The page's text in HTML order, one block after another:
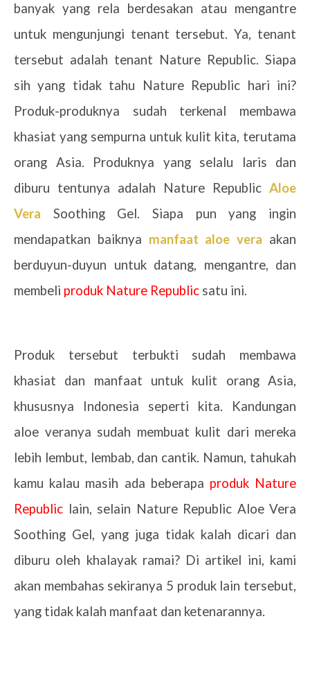
banyak yang rela berdesakan atau mengantre
untuk mengunjungi tenant tersebut. Ya, tenant
tersebut adalah tenant Nature Republic. Siapa
sih yang tidak tahu Nature Republic hari ini?
Produk-produknya sudah terkenal membawa
khasiat yang sempurna untuk kulit kita, terutama
orang Asia. Produknya yang selalu laris dan
diburu tentunya adalah Nature Republic Aloe
Vera Soothing Gel. Siapa pun yang ingin
mendapatkan baiknya manfaat aloe vera akan
berduyun-duyun untuk datang, mengantre, dan
membeli produk Nature Republic satu ini.
Produk tersebut terbukti sudah membawa
khasiat dan manfaat untuk kulit orang Asia,
khususnya Indonesia seperti kita. Kandungan
aloe veranya sudah membuat kulit dari mereka
lebih lembut, lembab, dan cantik. Namun, tahukah
kamu kalau masih ada beberapa produk Nature
Republic lain, selain Nature Republic Aloe Vera
Soothing Gel, yang juga tidak kalah dicari dan
diburu oleh khalayak ramai? Di artikel ini, kami
akan membahas sekiranya 5 produk lain tersebut,
yang tidak kalah manfaat dan ketenarannya.